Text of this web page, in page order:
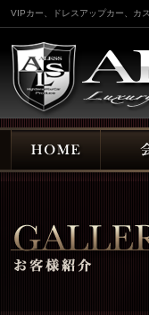
VIPカー、ドレスアップカー、カ